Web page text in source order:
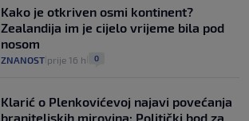
Kako je otkriven osmi kontinent?
Zealandija im je cijelo vrijeme bila pod
nosom
ZNANOST prije 16 h 0
Klarić o Plenkovićevoj najavi povećanja
braniteljskih mirovina: Politički bod za